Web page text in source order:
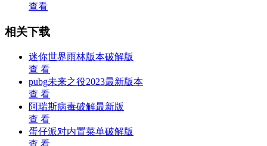
查看
相关下载
迷你世界雨林版本破解版
查 看
pubg未来之役2023最新版本
查 看
阿瑞斯病毒破解最新版
查 看
蛋仔派对内置菜单破解版
查 看